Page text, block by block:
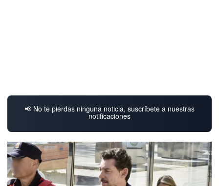
📢 No te pierdas ninguna noticia, suscríbete a nuestras
notificaciones